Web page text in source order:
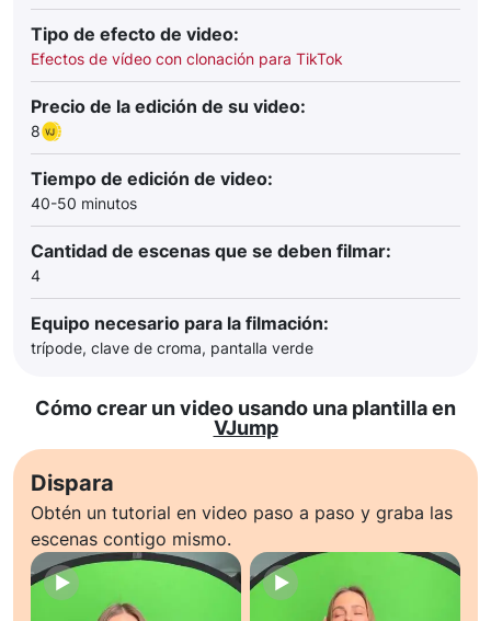
Tipo de efecto de video:
Efectos de vídeo con clonación para TikTok
Precio de la edición de su video:
8
Tiempo de edición de video:
40-50 minutos
Cantidad de escenas que se deben filmar:
4
Equipo necesario para la filmación:
trípode, clave de croma, pantalla verde
Cómo crear un video usando una plantilla en
VJump
Dispara
Obtén un tutorial en video paso a paso y graba las
escenas contigo mismo.